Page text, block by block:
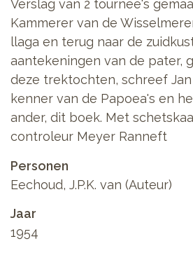
Verslag van 2 tournee's
Kammerer van de
llaga en terug naar de
aantekeningen van de pater,
deze trektochten, schreef Jan
kenner van de Papoea's en
ander, dit boek. Met
controleur Meyer Ranneft
Personen
Eechoud, J.P.K. van (Auteur)
Jaar
1954